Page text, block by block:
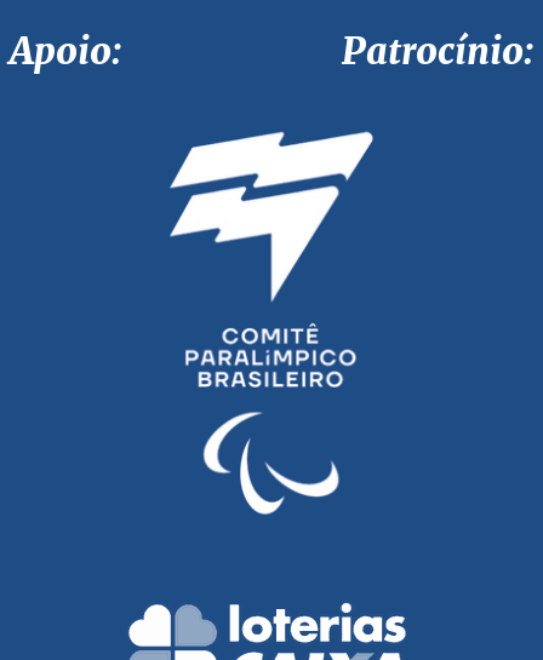
Apoio: Patrocínio: